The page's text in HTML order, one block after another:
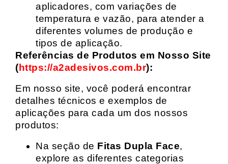
aplicadores, com variações de
temperatura e vazão, para atender a
diferentes volumes de produção e
tipos de aplicação.
Referências de Produtos em Nosso Site
(https://a2adesivos.com.br):
Em nosso site, você poderá encontrar
detalhes técnicos e exemplos de
aplicações para cada um dos nossos
produtos:
Na seção de Fitas Dupla Face,
explore as diferentes categorias